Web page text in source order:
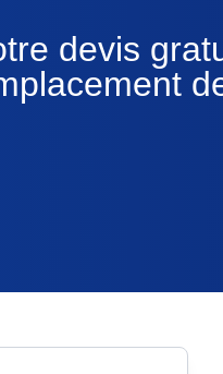
devis